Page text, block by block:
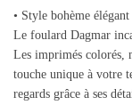
• Style bohème élégant
Le foulard Dagmar
Les imprimés colorés,
touche unique à votre
regards grâce à ses